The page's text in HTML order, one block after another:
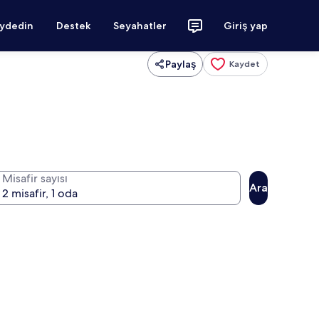
Destek Seyahatler Giriş yap
Paylaş Kaydet
Misafir sayısı
Ara